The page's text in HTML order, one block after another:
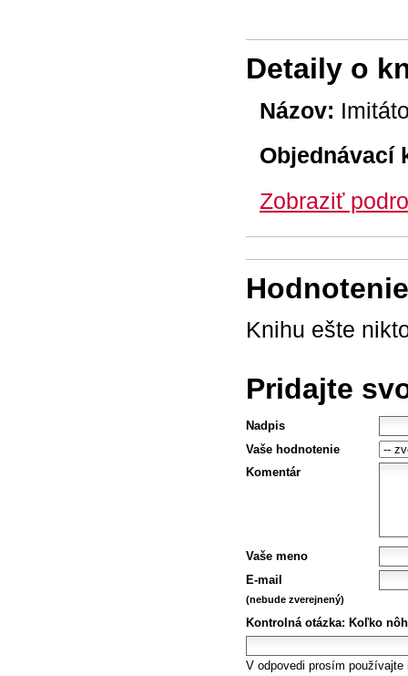
Detaily o
Názov:
Objednávací
Zobraziť
Knihu ešte
Pridajte
Nadpis
Vaše hodnotenie
Komentár
Vaše meno
E-mail
(nebude zverejnený)
Kontrolná otázka: Koľko
V odpovedi prosím